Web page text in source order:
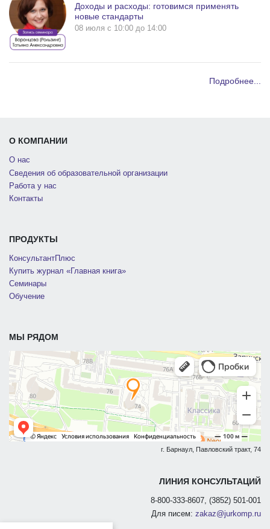
Доходы и расходы: готовимся применять
новые стандарты
08 июля c 10:00 до 14:00
Подробнее...
О КОМПАНИИ
О нас
Сведения об образовательной организации
Работа у нас
Контакты
ПРОДУКТЫ
КонсультантПлюс
Купить журнал «Главная книга»
Семинары
Обучение
МЫ РЯДОМ
г. Барнаул, Павловский тракт, 74
ЛИНИЯ КОНСУЛЬТАЦИЙ
8-800-333-8607, (3852) 501-001
Для писем: zakaz@jurkomp.ru